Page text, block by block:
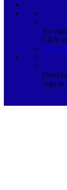
No
Click
View
Don't
Sign in